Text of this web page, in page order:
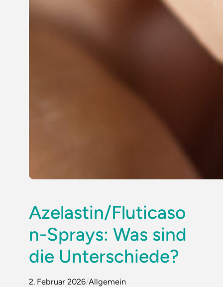
Azelastin/Fluticaso
n-Sprays: Was sind
die Unterschiede?
2. Februar 2026/Allgemein